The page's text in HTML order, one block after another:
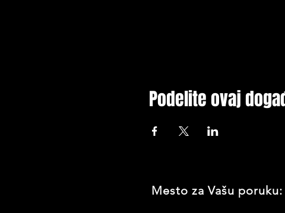
Podelite ovaj
Mesto za Vašu poruku: